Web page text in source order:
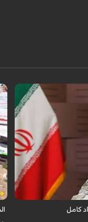
نيا إن جيش الجمهورية
كامل